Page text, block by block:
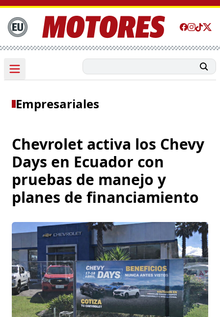
Empresariales
Chevrolet activa los Chevy
Days en Ecuador con
pruebas de manejo y
planes de financiamiento